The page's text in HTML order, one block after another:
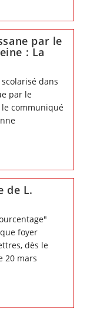
par le
: La
dans
par le
le communiqué
de L.
foyer
dès le
20 mars